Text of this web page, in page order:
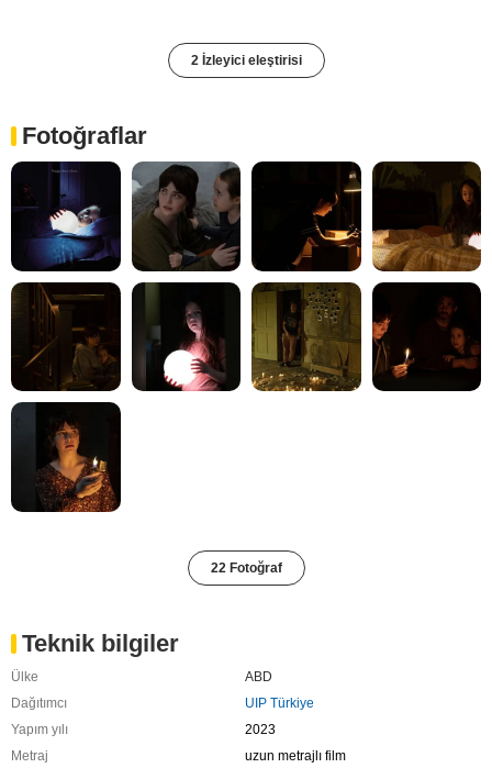
2 İzleyici eleştirisi
Fotoğraflar
22 Fotoğraf
Teknik bilgiler
Ülke
ABD
Dağıtımcı
UIP Türkiye
Yapım yılı
2023
Metraj
uzun metrajlı film